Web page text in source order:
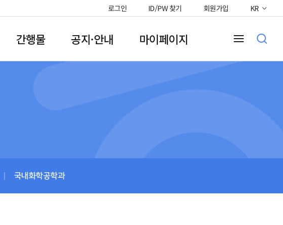
로그인 ID/PW 찾기 회원가입 KR
간행물 공지·안내 마이페이지
국내화학공학과